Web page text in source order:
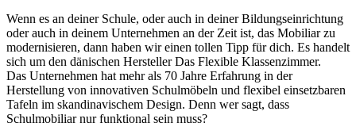
Wenn es an deiner Schule, oder auch in deiner Bildungseinrichtung
oder auch in deinem Unternehmen an der Zeit ist, das Mobiliar zu
modernisieren, dann haben wir einen tollen Tipp für dich. Es handelt
sich um den dänischen Hersteller Das Flexible Klassenzimmer.
Das Unternehmen hat mehr als 70 Jahre Erfahrung in der
Herstellung von innovativen Schulmöbeln und flexibel einsetzbaren
Tafeln im skandinavischem Design. Denn wer sagt, dass
Schulmobiliar nur funktional sein muss?